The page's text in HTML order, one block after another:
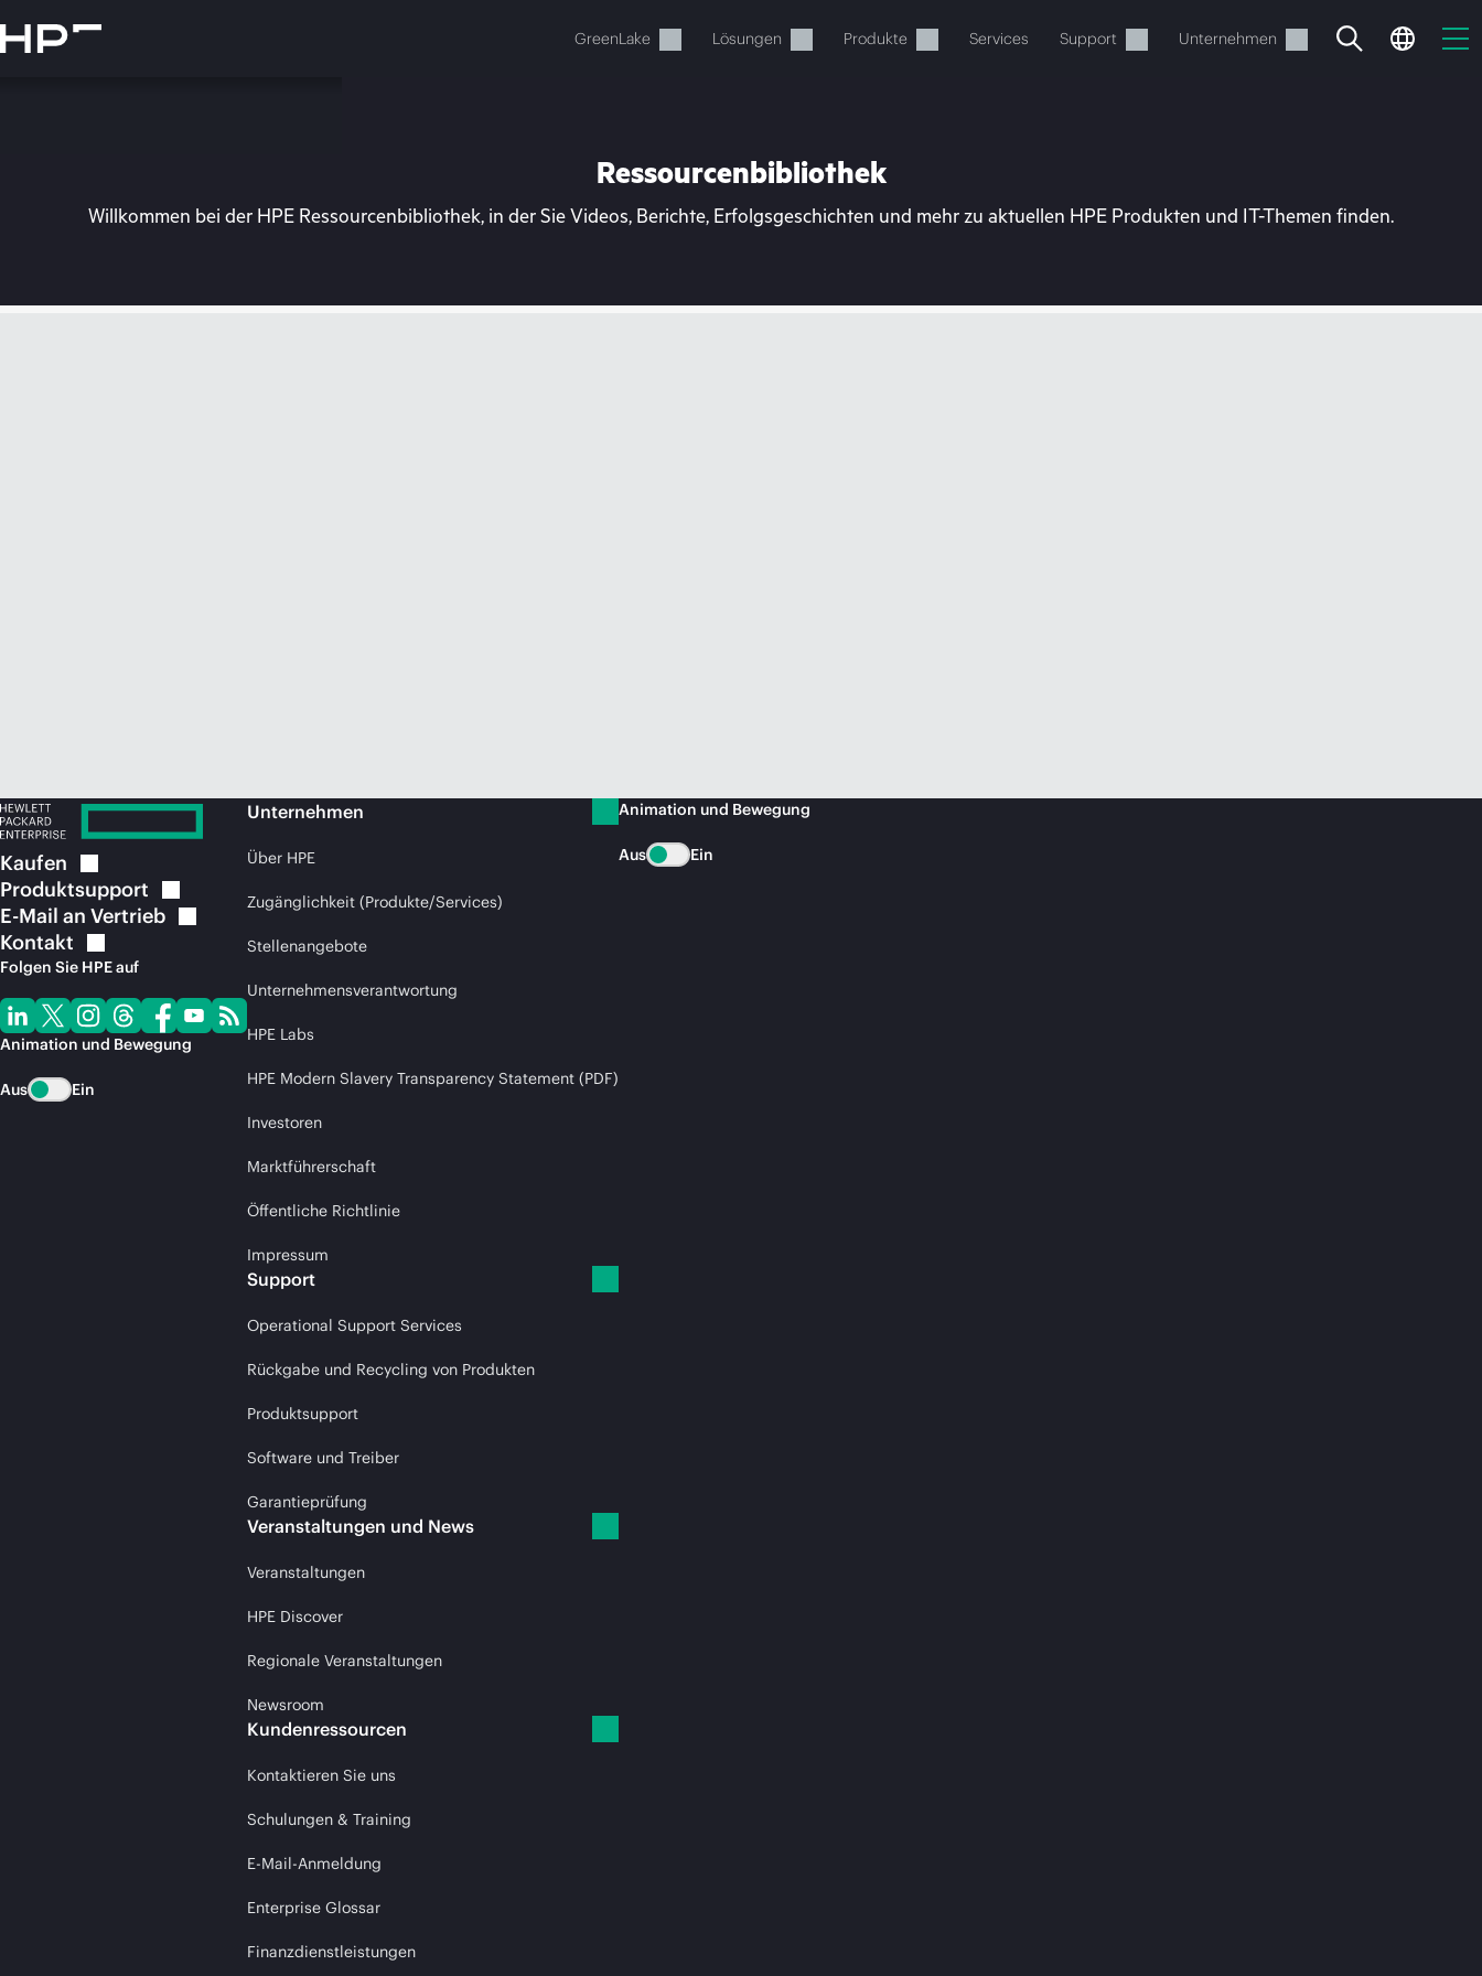
Hauptinhalt
wechseln
GreenLake Lösungen Produkte Services Support Unternehmen
Ihr Warenkorb ist aktuell leer
Ressourcenbibliothek
Willkommen bei der HPE Ressourcenbibliothek, in der Sie Videos, Berichte, Erfolgsgeschichten und mehr zu aktuellen HPE Produkten und IT-Themen finden.
Kaufen
Produktsupport
E-Mail an Vertrieb
Kontakt
Folgen Sie HPE auf
Animation und Bewegung
Aus Ein
Unternehmen
Über HPE
Zugänglichkeit (Produkte/Services)
Stellenangebote
Unternehmensverantwortung
HPE Labs
HPE Modern Slavery Transparency Statement (PDF)
Investoren
Marktführerschaft
Öffentliche Richtlinie
Impressum
Support
Operational Support Services
Rückgabe und Recycling von Produkten
Produktsupport
Software und Treiber
Garantieprüfung
Veranstaltungen und News
Veranstaltungen
HPE Discover
Regionale Veranstaltungen
Newsroom
Kundenressourcen
Kontaktieren Sie uns
Schulungen & Training
E-Mail-Anmeldung
Enterprise Glossar
Finanzdienstleistungen
Animation und Bewegung
Aus Ein